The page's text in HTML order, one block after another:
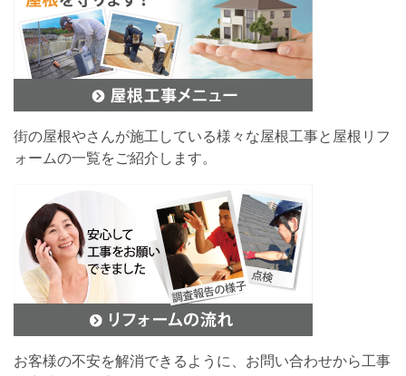
街の屋根やさんが施工している様々な屋根工事と屋根リフ
ォームの一覧をご紹介します。
お客様の不安を解消できるように、お問い合わせから工事